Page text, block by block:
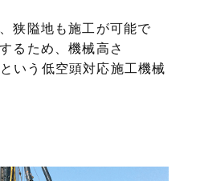
狭隘地も施工が可能で
るため、機械高さ
いう低空頭対応施工機械